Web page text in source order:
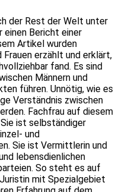
der Rest der Welt unter
einen Bericht einer
Artikel wurden
erzählt und erklärt,
fand. Es sind
Männern und
führen. Unnötig, wie es
Verständnis zwischen
Fachfrau auf diesem
ist selbständiger
und
Sie ist Vermittlerin und
lebensdienlichen
So steht es auf
mit Spezialgebiet